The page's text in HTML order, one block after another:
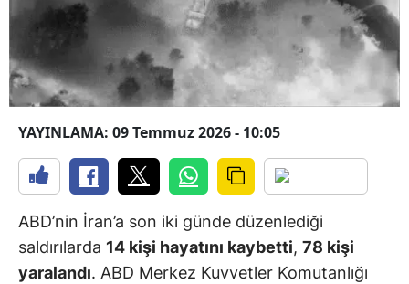
YAYINLAMA: 09 Temmuz 2026 - 10:05
ABD’nin İran’a son iki günde düzenlediği
saldırılarda 14 kişi hayatını kaybetti, 78 kişi
yaralandı. ABD Merkez Kuvvetler Komutanlığı